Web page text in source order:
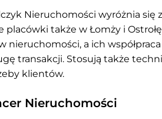
Nieruchomości wyróżnia się
placówki także w Łomży i
nieruchomości, a ich
transakcji. Stosują także
klientów.
Nieruchomości